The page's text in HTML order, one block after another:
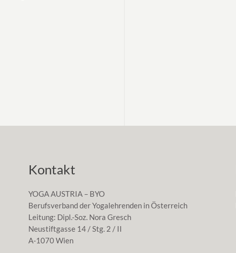
Kontakt
YOGA AUSTRIA – BYO
Berufsverband der Yogalehrenden in Österreich
Leitung: Dipl.-Soz. Nora Gresch
Neustiftgasse 14 / Stg. 2 / II
A-1070 Wien